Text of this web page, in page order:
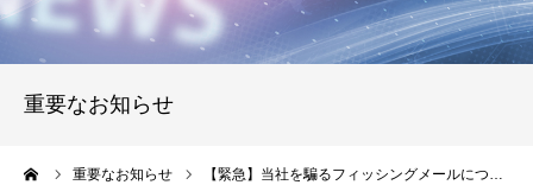
重要なお知らせ
重要なお知らせ 【緊急】当社を騙るフィッシングメールにつ…
ご返済について